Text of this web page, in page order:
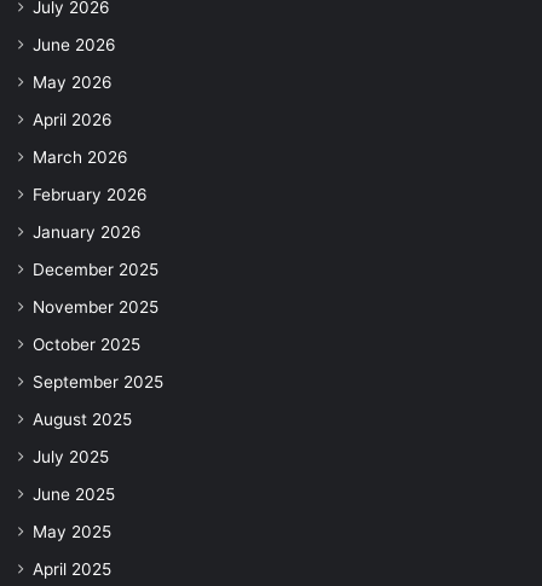
July 2026
June 2026
May 2026
April 2026
March 2026
February 2026
January 2026
December 2025
November 2025
October 2025
September 2025
August 2025
July 2025
June 2025
May 2025
April 2025